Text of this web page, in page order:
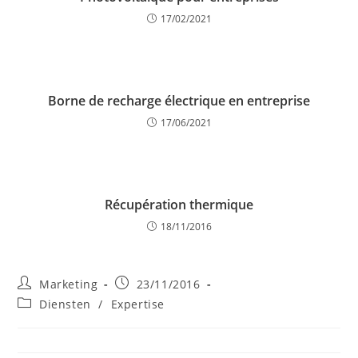
17/02/2021
Borne de recharge électrique en entreprise
17/06/2021
Récupération thermique
18/11/2016
Post
author:
Marketing
Post
published:
23/11/2016
PostDiensten / Expertise